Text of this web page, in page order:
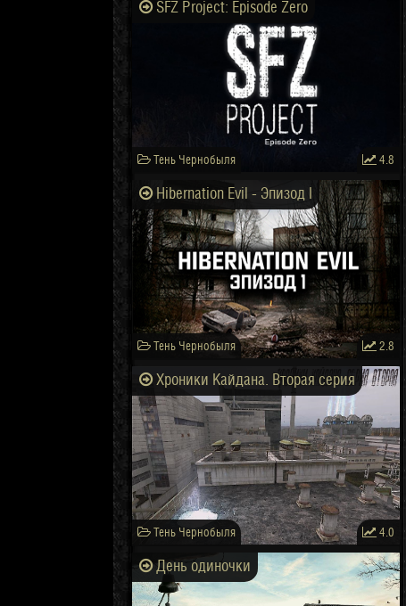
SFZ Project: Episode Zero
Тень Чернобыля 4.8
Hibernation Evil - Эпизод I
Тень Чернобыля 2.8
Хроники Кайдана. Вторая серия
Тень Чернобыля 4.0
День одиночки